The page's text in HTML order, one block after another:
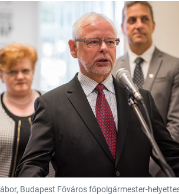
Budapest Főváros főpolgármester-